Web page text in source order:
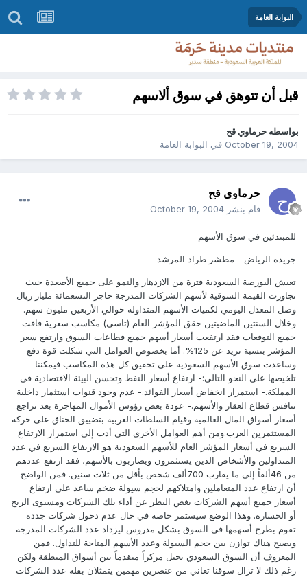
البوابة العامة
قبل أن تتوهق في سوق ألاسهم
بواسطه حرماوي قح
October 19, 2004في البوابة العامة
حرماوي قح
قام بنشر October 19, 2004
للمبتدئين في سوق الأسهم
جريدة الرياض - مطشر طراد المرشد
تعيش البورصة السعودية فترة من الازدهار والنمو على جميع الأصعدة حيث
تجاوزت القيمة السوقية لأسهم الشركات المدرجة حاجز التسعمائة مليار ريال
وصل المعدل اليومي لكميات الأسهم المتداولة حوالي الأربعين مليون سهم.
وخلال السنتين الماضيتين حقق المؤشر العام (تاسي) مكاسب سعرية فاقت
جميع التوقعات فقد ارتفعت أسعار أسهم جميع قطاعات السوق وارتفع سعر
المؤشر بنسبة تزيد عن 125%. أما بخصوص العوامل التي شكلت قوة دفع
وساعدت سوق الأسهم السعودية على تحقيق كل هذه المكاسب فيمكننا
تلخيصها على النحو التالي:- ارتفاع أسعار النفط وتحسن البيئة الاقتصادية في
المملكة.- استمرار انخفاض أسعار الفوائد.- عدم وجود قنوات استثمار داخلية
تنافس قطاع العقار والأسهم.- عودة بعض رؤوس الأموال المهاجرة بعد تراجع
أسعار أسواق المال العالمية وقيام السلطات الغربية بتضييق الخناق على حركة
المستثمرين العرب.ومن أهم العوامل الأخرى التي أدت إلى استمرار الارتفاع
السريع في أسعار المؤشر العام للأسهم السعودية هو الارتفاع السريع في عدد
المتداولين والأشخاص الذين يستثمرون ويضاربون بالأسهم، فقد ارتفع عددهم
من 46ألفاً إلى ما يقارب 700ألف شخص بأقل من ثلاث سنين. فمن الواضح
أن ارتفاع عدد المتعاملين وامتلاكهم لحجم سيولة ضخم ساعد على ارتفاع
أسعار جميع أسهم الشركات بغض النظر عن أداء تلك الشركات ومستوى الربح
أو الخسارة. وهذا الوضع سيستمر خاصة في حال عدم دخول شركات جددة
تقوم بطرح أسهمها في السوق بشكل مدروس ليزداد عدد الشركات المدرجة
ويصبح هناك توازن بين حجم السيولة وعدد الأسهم المتاحة للتداول. فمن
المعروف أن السوق السعودي يحتل مركزاً متقدماً بين أسواق المنطقة ولكن
رغم ذلك لا تزال سوقنا تعاني من عنصرين مهمين يتمثلان بقلة عدد الشركات